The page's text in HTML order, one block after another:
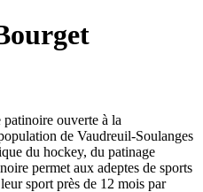
ouverte à la
de Vaudreuil-Soulanges
du hockey, du patinage
permet aux adeptes de sports
sport près de 12 mois par